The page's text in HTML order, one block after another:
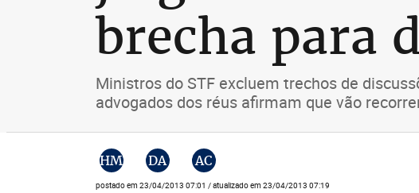
brecha para
Ministros do STF excluem trechos de
advogados dos réus afirmam que vão
HM DA AC
postado em 23/04/2013 07:01 / atualizado em 23/04/2013 07:19